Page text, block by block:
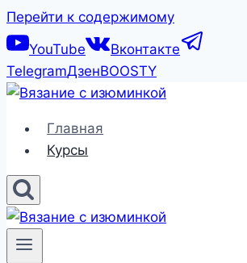
Перейти к содержимому
YouTube
Вконтакте
TelegramДзенBOOSTY
Главная
Курсы